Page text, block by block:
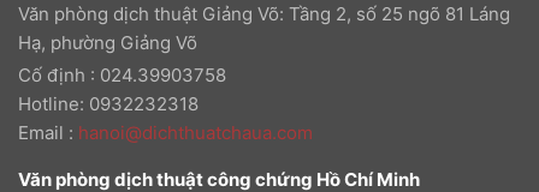
Văn phòng dịch thuật Giảng Võ: Tầng 2, số 25 ngõ 81 Láng
Hạ, phường Giảng Võ
Cố định : 024.39903758
Hotline: 0932232318
Email : hanoi@dichthuatchaua.com
Văn phòng dịch thuật công chứng Hồ Chí Minh